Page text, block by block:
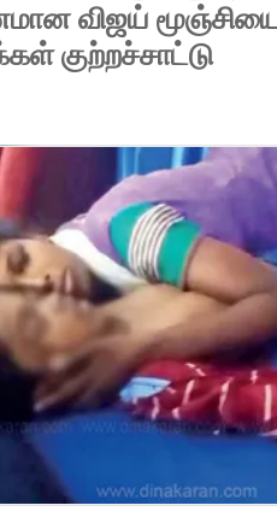
விஜய் மூஞ்சியை
குற்றச்சாட்டு